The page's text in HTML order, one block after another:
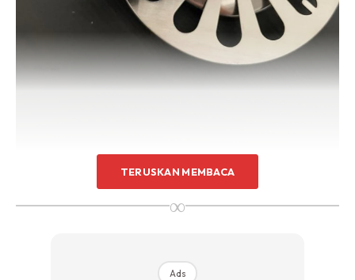
Sentuhan Midas penuh kemewahan dan elegant
untuk kediaman anda.
Rahsia dari IMPIANA, download sekarang di
TERUSKAN MEMBACA
∞
Ads